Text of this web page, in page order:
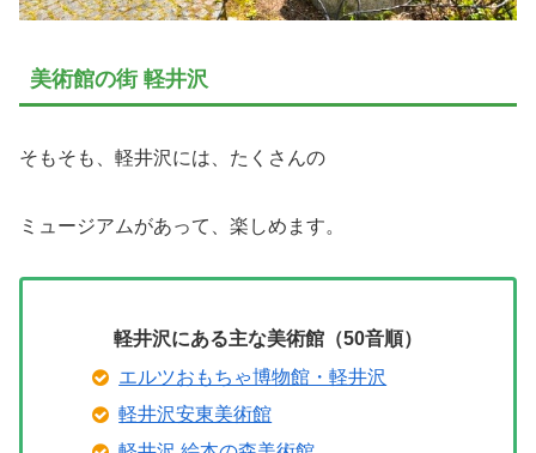
美術館の街 軽井沢
そもそも、軽井沢には、たくさんの
ミュージアムがあって、楽しめます。
軽井沢にある主な美術館（50音順）
エルツおもちゃ博物館・軽井沢
軽井沢安東美術館